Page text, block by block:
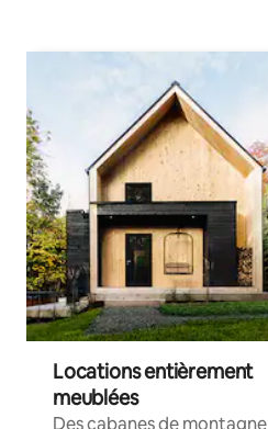
Locations entièrement
meublées
Des cabanes de montagne